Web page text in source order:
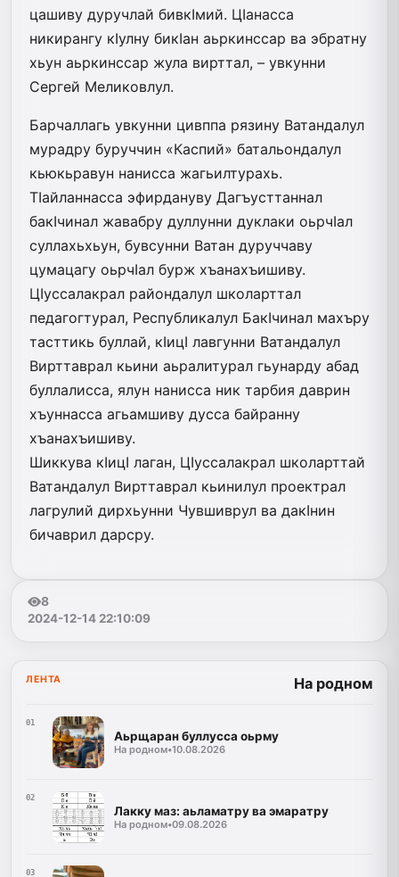
цашиву дуручлай бивкIмий. ЦIанасса
никирангу кIулну бикIан аьркинссар ва эбратну
хьун аьркинссар жула вирттал, – увкунни
Сергей Меликовлул.
Барчаллагь увкунни цивппа рязину Ватандалул
мурадру буруччин «Каспий» батальондалул
кьюкьравун нанисса жагьилтурахь.
ТIайланнасса эфирдануву Дагъусттаннал
бакIчинал жавабру дуллунни дуклаки оьрчIал
суллахьхьун, бувсунни Ватан дуруччаву
цумацагу оьрчIал бурж хъанахъишиву.
ЦIуссалакрал райондалул школарттал
педагогтурал, Республикалул БакIчинал махъру
тасттикь буллай, кIицI лавгунни Ватандалул
Вирттаврал кьини аьралитурал гьунарду абад
буллалисса, ялун нанисса ник тарбия даврин
хъуннасса агьамшиву дусса байранну
хъанахъишиву.
Шиккува кIицI лаган, ЦIусса­лакрал школарттай
Ватандалул Вирттаврал кьинилул проектрал
лагрулий дирхьунни Чувшиврул ва дакIнин
бичаврил дарсру.
8
2024-12-14 22:10:09
ЛЕНТА На родном
01
Аьрщаран буллусса оьрму
На родном•10.08.2026
02
Лакку маз: аьламатру ва эмаратру
На родном•09.08.2026
03